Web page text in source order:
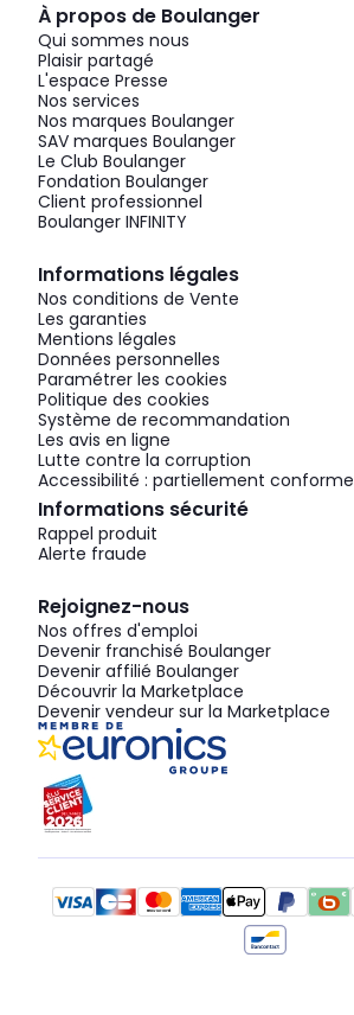
À propos de Boulanger
Qui sommes nous
Plaisir partagé
L'espace Presse
Nos services
Nos marques Boulanger
SAV marques Boulanger
Le Club Boulanger
Fondation Boulanger
Client professionnel
Boulanger INFINITY
Informations légales
Nos conditions de Vente
Les garanties
Mentions légales
Données personnelles
Paramétrer les cookies
Politique des cookies
Système de recommandation
Les avis en ligne
Lutte contre la corruption
Accessibilité : partiellement conforme
Informations sécurité
Rappel produit
Alerte fraude
Rejoignez-nous
Nos offres d'emploi
Devenir franchisé Boulanger
Devenir affilié Boulanger
Découvrir la Marketplace
Devenir vendeur sur la Marketplace